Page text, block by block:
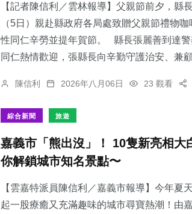
【記者陳信利／雲林報導】父親節前夕，縣
（5日）親赴縣政府各局處致贈父親節禮物
性同仁辛勞並提年賀節。 縣長張麗善到達警
同仁熱情歡迎，張縣長向辛勤守護治安、兼
陳信利 2026年八月06日 23 觀看
綜合新聞 旅遊
嘉義市「熊出沒」！ 10隻新亮相大
你解鎖城市知名景點〜
【雲嘉特派員陳信利／嘉義市報導】今年夏
起一股療癒又充滿趣味的城市尋寶熱潮！由